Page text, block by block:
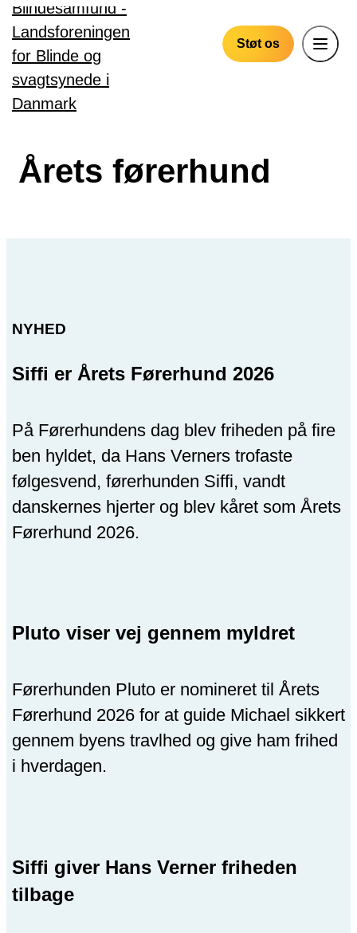
Gå til hovedindhold
Støt os
Årets førerhund
NYHED
Siffi er Årets Førerhund 2026
På Førerhundens dag blev friheden på fire
ben hyldet, da Hans Verners trofaste
følgesvend, førerhunden Siffi, vandt
danskernes hjerter og blev kåret som Årets
Førerhund 2026.
Pluto viser vej gennem myldret
Førerhunden Pluto er nomineret til Årets
Førerhund 2026 for at guide Michael sikkert
gennem byens travlhed og give ham frihed
i hverdagen.
Siffi giver Hans Verner friheden
tilbage